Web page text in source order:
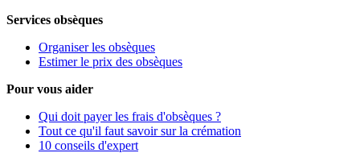
Services obsèques
Organiser les obsèques
Estimer le prix des obsèques
Pour vous aider
Qui doit payer les frais d'obsèques ?
Tout ce qu'il faut savoir sur la crémation
10 conseils d'expert